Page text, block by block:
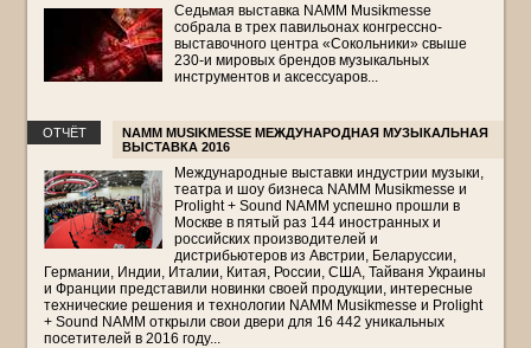
Седьмая выставка NAMM Musikmesse
собрала в трех павильонах конгрессно-
выставочного центра «Сокольники» свыше
230-и мировых брендов музыкальных
инструментов и аксессуаров...
ОТЧЁТ
NAMM MUSIKMESSE МЕЖДУНАРОДНАЯ МУЗЫКАЛЬНАЯ
ВЫСТАВКА 2016
Международные выставки индустрии музыки,
театра и шоу бизнеса NAMM Musikmesse и
Prolight + Sound NAMM успешно прошли в
Москве в пятый раз 144 иностранных и
российских производителей и
дистрибьютеров из Австрии, Беларуссии,
Германии, Индии, Италии, Китая, России, США, Тайваня Украины
и Франции представили новинки своей продукции, интересные
технические решения и технологии NAMM Musikmesse и Prolight
+ Sound NAMM открыли свои двери для 16 442 уникальных
посетителей в 2016 году...